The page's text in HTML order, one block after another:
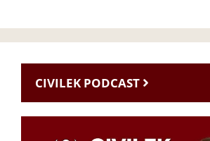
CIVILEK PODCAST